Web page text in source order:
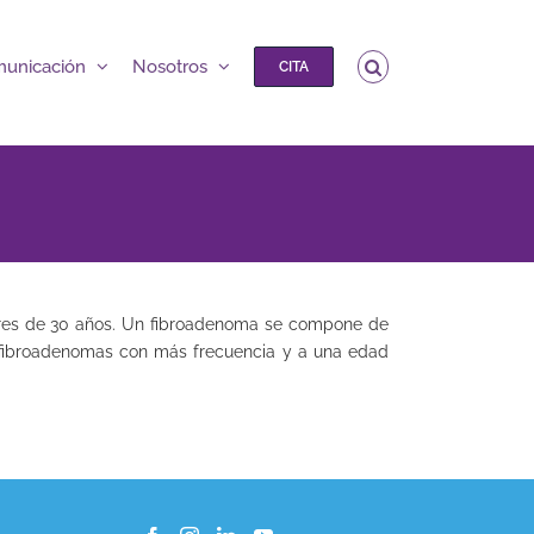
Nosotros CITA
de 30 años. Un fibroadenoma se compone de
con más frecuencia y a una edad